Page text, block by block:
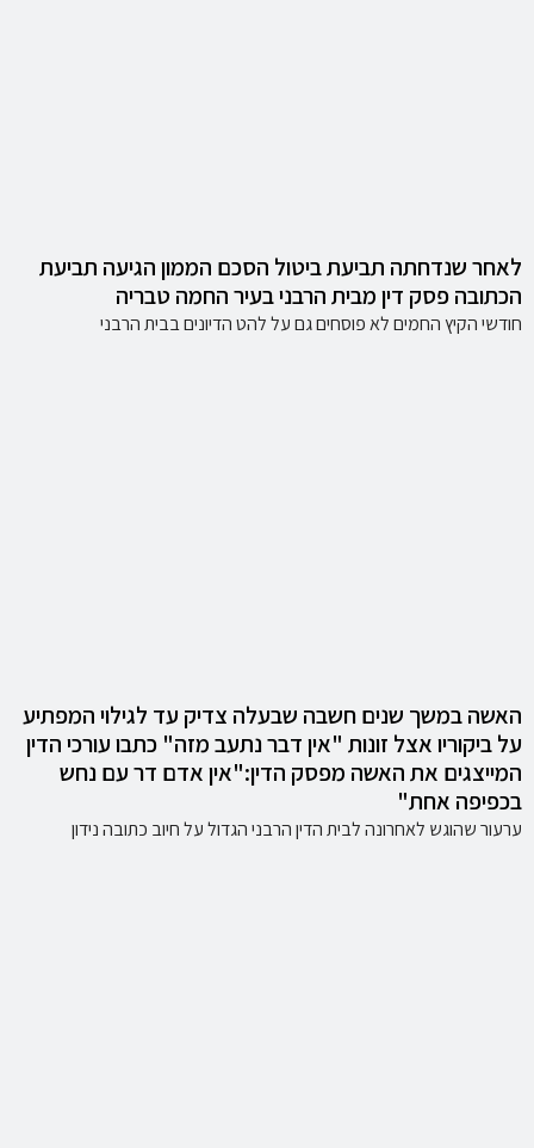
לאחר שנדחתה תביעת ביטול הסכם הממון הגיעה תביעת
הכתובה פסק דין מבית הרבני בעיר החמה טבריה
חודשי הקיץ החמים לא פוסחים גם על להט הדיונים בבית הרבני
האשה במשך שנים חשבה שבעלה צדיק עד לגילוי המפתיע
על ביקוריו אצל זונות "אין דבר נתעב מזה" כתבו עורכי הדין
המייצגים את האשה מפסק הדין:"אין אדם דר עם נחש
בכפיפה אחת"
ערעור שהוגש לאחרונה לבית הדין הרבני הגדול על חיוב כתובה נידון